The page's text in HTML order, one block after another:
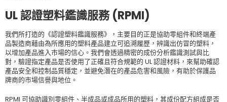
UL 認證塑料鑑識服務 (RPMI)
我們所打造的《認證塑料鑑識服務》，主要目的正是協助零組件和終端產
品製造商藉由為所應用的塑料產品建立可追溯履歷，辨識出仿冒的塑料，
以增加產品進入市場的信心。我們會透過精密的成份分析鑑識測試與比
對，驗證指定產品是否使用了正確且符合規範的 UL 認證材料，來幫助確認
產品安全和控制品質穩定，並避免潛在的產品危害和風險，有助於保護品
牌商的市場信譽與地位。
RPMI 可協助識別零組件、半成品或成品所用的塑料，其成份配方組成是否